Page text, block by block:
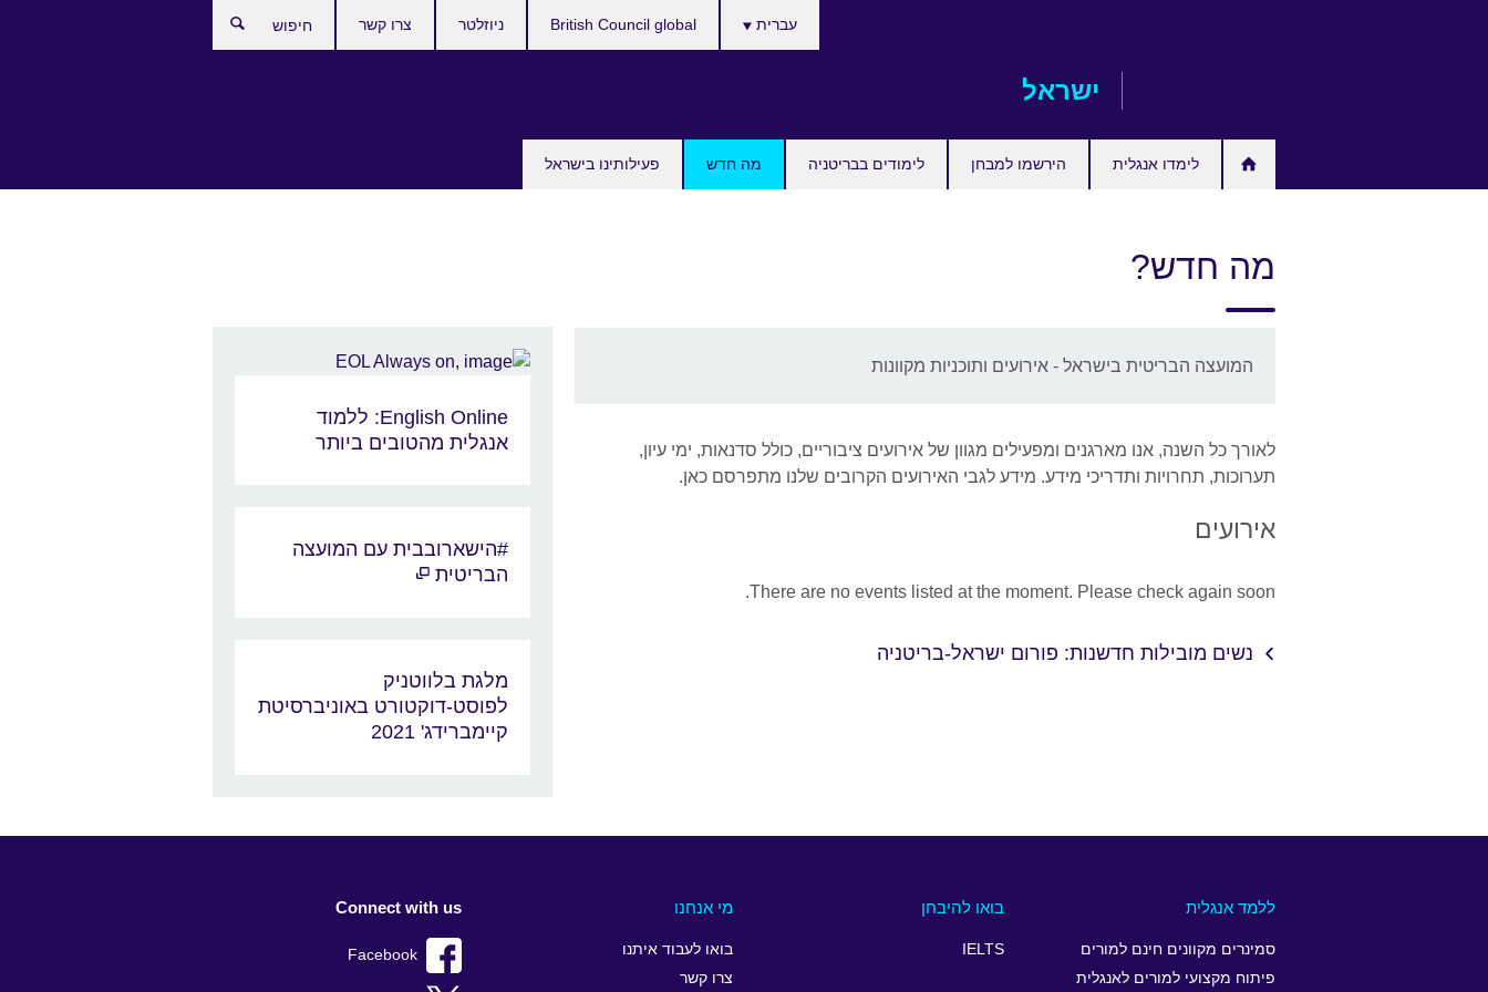
ישראל
לימדו אנגלית הירשמו למבחן לימודים בבריטניה מה חדש פעילותינו בישראל
עברית British Council global ניוזלטר צרו קשר
מה חדש?
המועצה הבריטית בישראל - אירועים ותוכניות מקוונות
לאורך כל השנה, אנו מארגנים ומפעילים מגוון של אירועים ציבוריים, כולל סדנאות, ימי עיון,
תערוכות, תחרויות ותדריכי מידע. מידע לגבי האירועים הקרובים שלנו מתפרסם כאן.
אירועים
There are no events listed at the moment. Please check again soon.
נשים מובילות חדשנות: פורום ישראל-בריטניה
English Online: ללמוד
אנגלית מהטובים ביותר
#הישארובבית עם המועצה
הבריטית
מלגת בלווטניק
לפוסט-דוקטורט באוניברסיטת
קיימברידג' 2021
מי אנחנו
בואו לעבוד איתנו
צרו קשר
בואו להיבחן
IELTS
ללמד אנגלית
סמינרים מקוונים חינם למורים
פיתוח מקצועי למורים לאנגלית
Connect with us
Facebook